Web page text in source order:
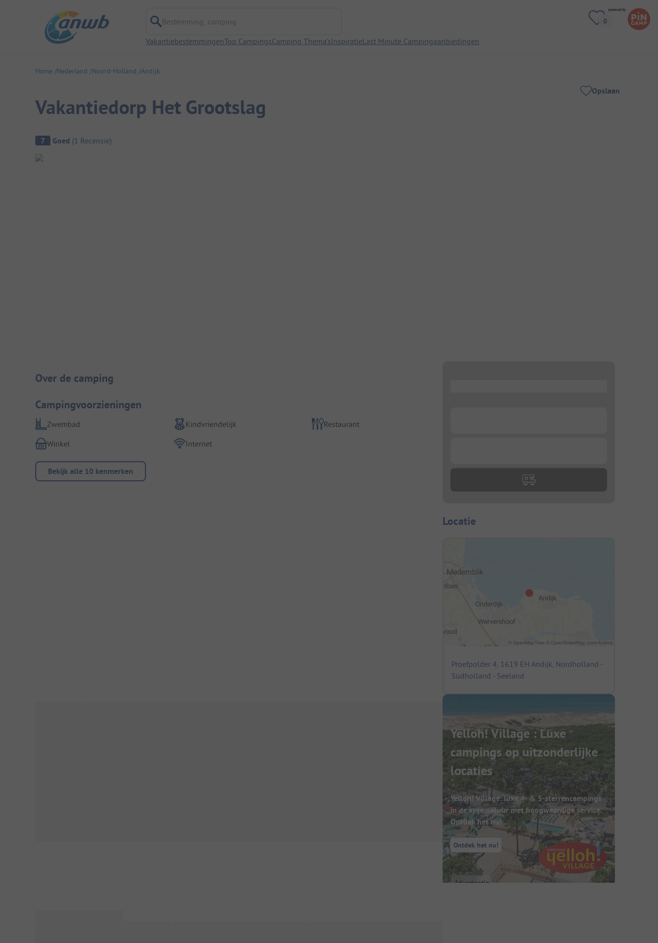
Bestemming, camping
VakantiebestemmingenTop CampingsCamping Thema'sInspiratieLast Minute Campingaanbiedingen
Home Nederland Noord-Holland Andijk
Vakantiedorp Het Grootslag
Opslaan
Camping overzicht
7 Goed (1 Recensie)
Camping introductie
Over de camping
Campingvoorzieningen
Zwembad Kindvriendelijk
Restaurant
Winkel
Internet
Bekijk alle 10 kenmerken
Locatie
Proefpolder 4, 1619 EH Andijk, Nordholland -
Südholland - Seeland
Yelloh! Village : Luxe
campings op uitzonderlijke
locaties
Yelloh! Village: luxe 4- & 5-sterrencampings
in de vrije natuur met hoogwaardige service.
Ontdek het nu!
Ontdek het nu!